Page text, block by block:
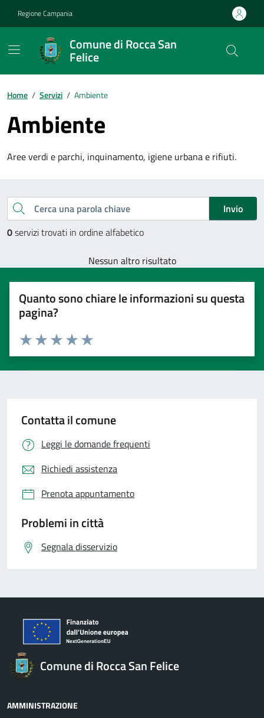
Regione Campania
Comune di Rocca San
Felice
Home / Servizi / Ambiente
Ambiente
Aree verdi e parchi, inquinamento, igiene urbana e rifiuti.
Esplora tutti i servizi
Cerca una parola chiave
Invio
0servizi trovati in ordine alfabetico
Nessun altro risultato
Quanto sono chiare le informazioni su questa
pagina?
Valuta 5 stelle su 5
Valuta 4 stelle su 5
Valuta 3 stelle su 5
Valuta 2 stelle su 5
Valuta 1 stelle su 5
Contatta il comune
Leggi le domande frequenti
Richiedi assistenza
Prenota appuntamento
Problemi in città
Segnala disservizio
Comune di Rocca San Felice
AMMINISTRAZIONE